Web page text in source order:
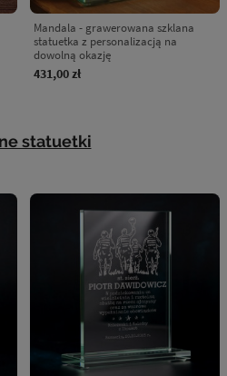
Mandala - grawerowana szklana
statuetka z personalizacją na
dowolną okazję
431,00 zł
statuetki